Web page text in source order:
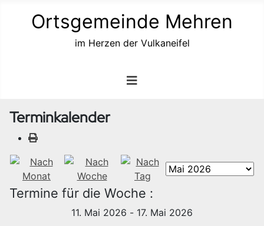
Ortsgemeinde Mehren
im Herzen der Vulkaneifel
Terminkalender
Termine für die Woche :
11. Mai 2026 - 17. Mai 2026